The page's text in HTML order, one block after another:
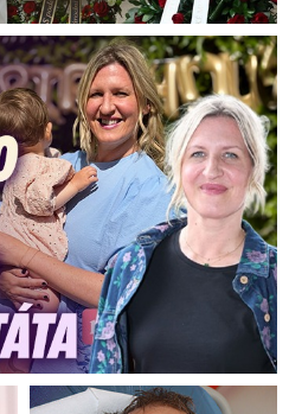
dárce spermatu pravý táta